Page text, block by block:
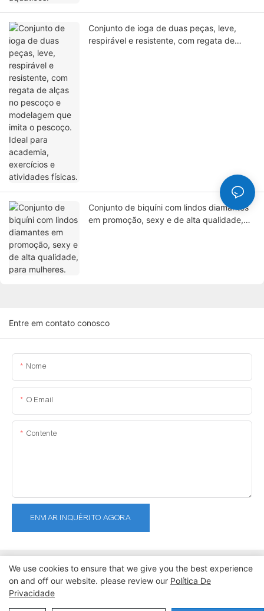
Conjunto de ioga de duas peças, leve,
respirável e resistente, com regata de
Conjunto de biquíni com lindos diamantes
em promoção, sexy e de alta qualidade,
Entre em contato conosco
Nome
O Email
Contente
ENVIAR INQUÉRITO AGORA
Copyright © 2026 Dongguan Lanteng Sports Products Co., Ltd. |
We use cookies to ensure that we give you the best experience
on and off our website. please review our Política De
Privacidade